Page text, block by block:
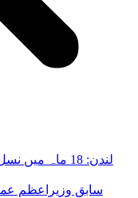
لندن: 18 ماہ
سابق وزیراعظم